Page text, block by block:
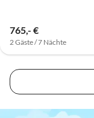
765,- €
2 Gäste / 7 Nächte